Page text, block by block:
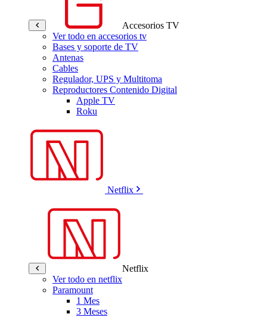
Accesorios TV
Ver todo en accesorios tv
Bases y soporte de TV
Antenas
Cables
Regulador, UPS y Multitoma
Reproductores Contenido Digital
Apple TV
Roku
Netflix
Netflix
Ver todo en netflix
Paramount
1 Mes
3 Meses